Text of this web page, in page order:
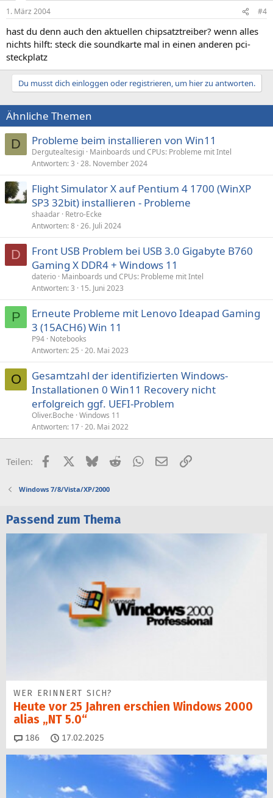
1. März 2004 #4
hast du denn auch den aktuellen chipsatztreiber? wenn alles
nichts hilft: steck die soundkarte mal in einen anderen pci-
steckplatz
Du musst dich einloggen oder registrieren, um hier zu antworten.
Ähnliche Themen
D Probleme beim installieren von Win11
Dergutealtesigi
Mainboards und CPUs: Probleme mit Intel
Antworten 3 28. November 2024
Flight Simulator X auf Pentium 4 1700 (WinXP
SP3 32bit) installieren - Probleme
shaadar Retro-Ecke
Antworten 8 26. Juli 2024
D
Front USB Problem bei USB 3.0 Gigabyte B760
Gaming X DDR4 + Windows 11
daterio Mainboards und CPUs: Probleme mit Intel
Antworten 3 15. Juni 2023
P
Erneute Probleme mit Lenovo Ideapad Gaming
3 (15ACH6) Win 11
P94 Notebooks
Antworten 25 20. Mai 2023
O
Gesamtzahl der identifizierten Windows-
Installationen 0 Win11 Recovery nicht
erfolgreich ggf. UEFI-Problem
Oliver.Boche Windows 11
Antworten 17 20. Mai 2022
Teilen: FacebookX (Twitter)
BlueskyRedditWhatsApp
E-MailLink
Windows 7/8/Vista/XP/2000
Passend zum Thema
WER ERINNERT SICH?
Heute vor 25 Jahren erschien Windows 2000
alias „NT 5.0“
186 Kommentare
17.02.2025